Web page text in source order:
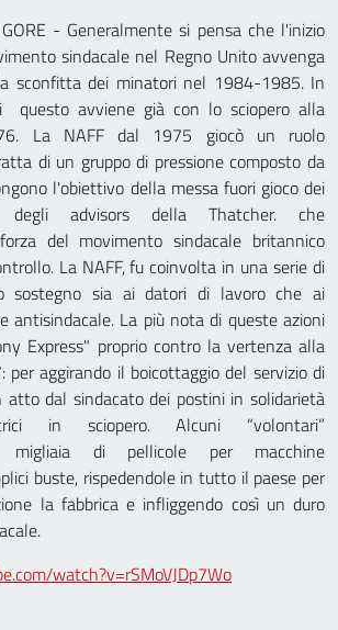
- Generalmente si pensa che l'inizio
sindacale nel Regno Unito avvenga
sconfitta dei minatori nel 1984-1985. In
questo avviene già con lo sciopero alla
La NAFF dal 1975 giocò un ruolo
di un gruppo di pressione composto da
l'obiettivo della messa fuori gioco dei
degli advisors della Thatcher. che
del movimento sindacale britannico
La NAFF, fu coinvolta in una serie di
sostegno sia ai datori di lavoro che ai
antisindacale. La più nota di queste azioni
Express" proprio contro la vertenza alla
per aggirando il boicottaggio del servizio di
atto dal sindacato dei postini in solidarietà
in sciopero. Alcuni “volontari”
migliaia di pellicole per macchine
buste, rispedendole in tutto il paese per
la fabbrica e infliggendo così un duro
watch?v=rSMoVJDp7Wo